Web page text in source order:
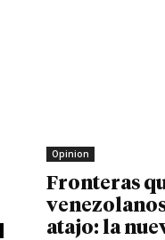
Opinion
Fronteras
atajo: la